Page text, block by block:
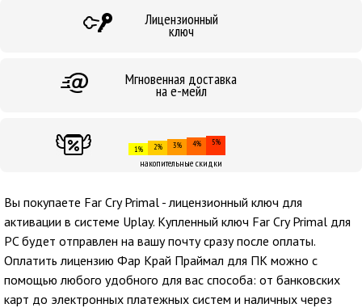
Лицензионный
ключ
Мгновенная доставка
на е-мейл
1% 2% 3% 4% 5%
накопительные скидки
Вы покупаете Far Cry Primal - лицензионный ключ для
активации в системе Uplay. Купленный ключ Far Cry Primal для
PC будет отправлен на вашу почту сразу после оплаты.
Оплатить лицензию Фар Край Праймал для ПК можно с
помощью любого удобного для вас способа: от банковских
карт до электронных платежных систем и наличных через